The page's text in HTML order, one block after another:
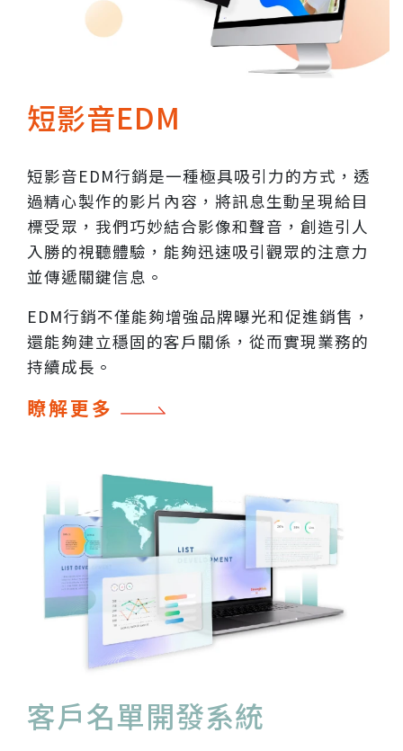
短影音EDM
短影音EDM行銷是一種極具吸引力的方式，透
過精心製作的影片內容，將訊息生動呈現給目
標受眾，我們巧妙結合影像和聲音，創造引人
入勝的視聽體驗，能夠迅速吸引觀眾的注意力
並傳遞關鍵信息。
EDM行銷不僅能夠增強品牌曝光和促進銷售，
還能夠建立穩固的客戶關係，從而實現業務的
持續成長。
瞭解更多
客戶名單開發系統